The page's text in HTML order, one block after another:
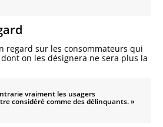
regard sur les consommateurs qui
on les désignera ne sera plus la
vraiment les usagers
considéré comme des délinquants. »